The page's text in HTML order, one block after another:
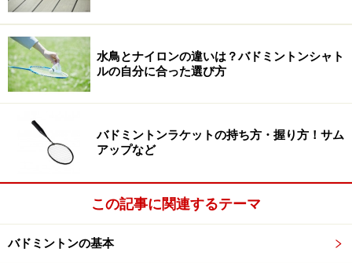
規則3：サーバーは連続ポイントした時にのみ移動する
サーバーとは、サーブを打つ人のこと。
サーブ権を持つペアがラリーに勝利した場合、そのサー
バーは再度サーブを打つことができます。その際、偶数
の次は奇数、奇数の次は偶数ですから、規則1に則りサ
ーブする位置を移動するのです。
相手側のサーブ権からのラリーに勝利した場合は、連続
の位置でサーバーが決まります。
加点後の自分たちの得点が偶数の場合は右側にいた人、
水鳥とナイロンの違いは？バドミントンシャト
ルの自分に合った選び方
バドミントンラケットの持ち方・握り方！サム
アップなど
この記事に関連するテーマ
バドミントンの基本